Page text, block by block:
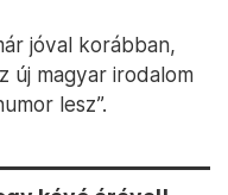
jóval korábban,
új magyar irodalom
lesz”.